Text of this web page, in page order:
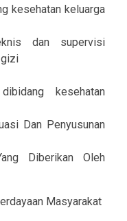
kesehatan keluarga
dan supervisi
gizi
kesehatan
Dan Penyusunan
Diberikan Oleh
Masyarakat